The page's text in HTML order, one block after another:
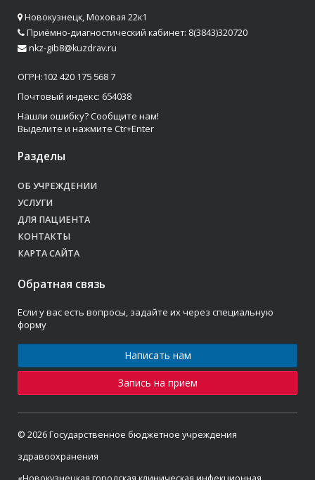
Новокузнецк, Моховая 22к1
Приёмно-диагностический кабинет: 8(3843)320720
nkz-gib8@kuzdrav.ru
ОГРН:102 420 175 568 7
Почтовый индекс: 654038
Нашли ошибку? Сообщите нам!
Выделите и нажмите Ctr+Enter
Разделы
ОБ УЧРЕЖДЕНИИ
УСЛУГИ
ДЛЯ ПАЦИЕНТА
КОНТАКТЫ
КАРТА САЙТА
Обратная связь
Если у вас есть вопросы, задайте их через специальную
форму
Написать нам
Запись на прием
© 2026 Государственное бюджетное учреждения
здравоохранения